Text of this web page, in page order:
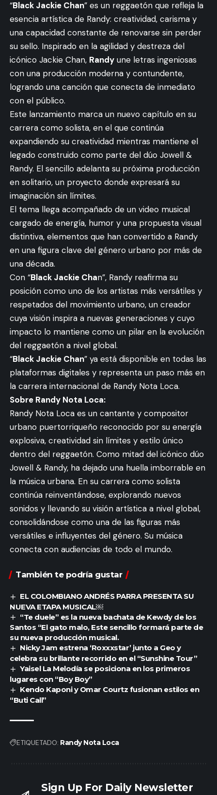
“Black Jackie Chan” es un reggaetón que refleja la
esencia artística de Randy: creatividad, carisma y
una capacidad constante de renovarse sin perder
su sello. Inspirado en la agilidad y destreza del
icónico Jackie Chan, Randy une letras ingeniosas
con una producción moderna y contundente,
logrando una canción que conecta de inmediato
con el público.
Este lanzamiento marca un nuevo capítulo en su
carrera como solista, en el que continúa
expandiendo su creatividad mientras mantiene el
legado construido como parte del dúo Jowell &
Randy. El sencillo adelanta su próxima producción
en solitario, un proyecto donde expresará su
imaginación sin límites.
El tema llega acompañado de un video musical
cargado de energía, humor y una propuesta visual
distintiva, elementos que han convertido a Randy
en una figura clave del género urbano por más de
una década.
Con “Black Jackie Chan”, Randy reafirma su
posición como uno de los artistas más versátiles y
respetados del movimiento urbano, un creador
cuya visión inspira a nuevas generaciones y cuyo
impacto lo mantiene como un pilar en la evolución
del reggaetón a nivel global.
“Black Jackie Chan” ya está disponible en todas las
plataformas digitales y representa un paso más en
la carrera internacional de Randy Nota Loca.
Sobre Randy Nota Loca:
Randy Nota Loca es un cantante y compositor
urbano puertorriqueño reconocido por su energía
explosiva, creatividad sin límites y estilo único
dentro del reggaetón. Como mitad del icónico dúo
Jowell & Randy, ha dejado una huella imborrable en
la música urbana. En su carrera como solista
continúa reinventándose, explorando nuevos
sonidos y llevando su visión artística a nivel global,
consolidándose como una de las figuras más
versátiles e influyentes del género. Su música
conecta con audiencias de todo el mundo.
También te podría gustar
EL COLOMBIANO ANDRÉS PARRA PRESENTA SU
NUEVA ETAPA MUSICAL￼
“Te duele” es la nueva bachata de Kewdy de los
Santos “El gato malo, Este sencillo formará parte de
su nueva producción musical.
Nicky Jam estrena ‘Roxxxstar’ junto a Geo y
celebra su brillante recorrido en el “Sunshine Tour”
Yaisel La Melodía se posiciona en los primeros
lugares con “Boy Boy”
Kendo Kaponi y Omar Courtz fusionan estilos en
“Buti Call”
ETIQUETADO: Randy Nota Loca
Sign Up For Daily Newsletter